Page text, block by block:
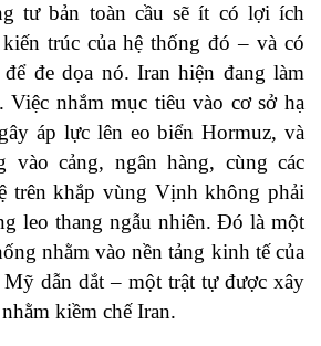
tư bản toàn cầu sẽ ít có lợi ích
trúc của hệ thống đó – và có
đe dọa nó. Iran hiện đang làm
Việc nhắm mục tiêu vào cơ sở hạ
áp lực lên eo biển Hormuz, và
vào cảng, ngân hàng, cùng các
trên khắp vùng Vịnh không phải
leo thang ngẫu nhiên. Đó là một
nhằm vào nền tảng kinh tế của
dẫn dắt – một trật tự được xây
kiềm chế Iran.